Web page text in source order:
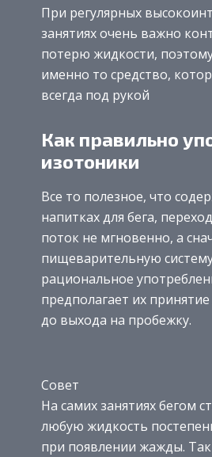
При регулярных
занятиях очень важно
потерю жидкости,
именно то средство,
всегда под рукой
Как правильно
изотоники
Все то полезное, что
напитках для бега,
поток не мгновенно, а
пищеварительную
рациональное
предполагает их
до выхода на пробежку.
Совет
На самих занятиях бегом
любую жидкость
при появлении жажды.